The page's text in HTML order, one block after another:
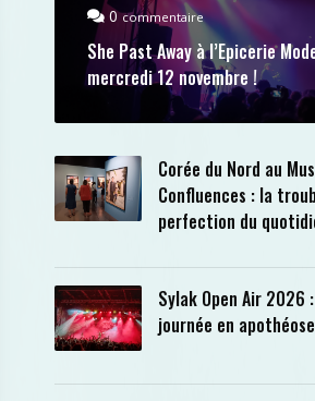
0commentaire
She Past Away à l’Epicerie
mercredi 12 novembre !
Corée du Nord au
Confluences : la
perfection du
Sylak Open Air 2026
journée en apothéose